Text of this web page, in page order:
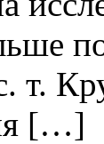
т.
[…]